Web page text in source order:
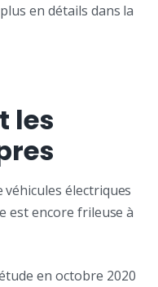
en détails dans la
les
véhicules électriques
est encore frileuse à
en octobre 2020